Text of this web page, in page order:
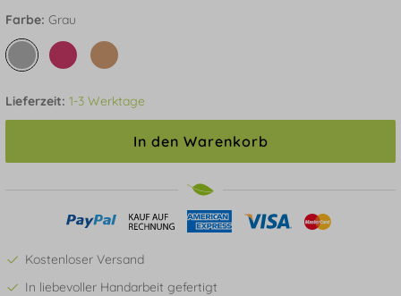
Farbe: Grau
Lieferzeit: 1-3 Werktage
In den Warenkorb
Kostenloser Versand
In liebevoller Handarbeit gefertigt